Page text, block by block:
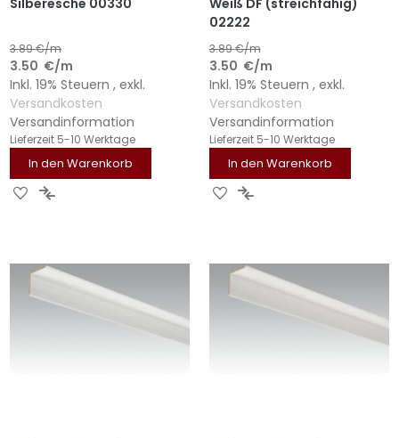
3.89€/m
3.50 €/m
Inkl. 19% Steuern , exkl.
Versandkosten
Versandinformation
Lieferzeit 5-10 Werktage
In den Warenkorb
ZURZUR
02222
3.89€/m
3.50 €/m
Inkl. 19% Steuern , exkl.
Versandkosten
Versandinformation
Lieferzeit 5-10 Werktage
In den Warenkorb
ZURZUR